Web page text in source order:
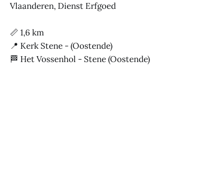
Vlaanderen, Dienst Erfgoed
📏 1,6 km
📍 Kerk Stene - (Oostende)
🏁 Het Vossenhol - Stene (Oostende)